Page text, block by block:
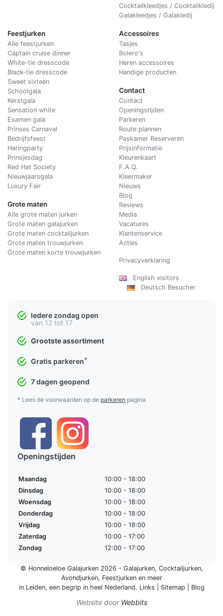
Cocktailkleedjes / Cocktailkledij
Galakleedjes / Galakledij
Feestjurken
Alle feestjurken
Captain cruise dinner
White-tie dresscode
Black-tie dresscode
Sweet sixteen
Schoolgala
Kerstgala
Sensation white
Examen gala
Prinses Carnaval
Bedrijfsfeest
Haringparty
Prinsjesdag
Red Hat Society
Nieuwjaarsgala
Luxury Fair
Grote maten
Alle grote maten jurken
Grote maten galajurken
Grote maten cocktailjurken
Grote maten trouwjurken
Grote maten korte trouwjurken
Accessoires
Tasjes
Bolero's
Heren accessoires
Handige producten
Contact
Contact
Openingstijden
Parkeren
Route plannen
Paskamer Reserveren
Prijsinformatie
Kleurenkaart
F.A.Q.
Kleermaker
Nieuws
Blog
Reviews
Media
Vacatures
Klantenservice
Acties
Privacyverklaring
English visitors
Deutsch Besucher
Iedere zondag open
van 12 tot 17
Grootste assortiment
Gratis parkeren*
7 dagen geopend
* Lees de voorwaarden op de parkeren pagina
Openingstijden
Maandag
10:00 - 18:00
Dinsdag
10:00 - 18:00
Woensdag
10:00 - 18:00
Donderdag
10:00 - 18:00
Vrijdag
10:00 - 18:00
Zaterdag
10:00 - 17:00
Zondag
12:00 - 17:00
© Honneloeloe Galajurken 2026 - Galajurken, Cocktailjurken,
Avondjurken, Feestjurkenen meer
in Leiden, een begrip in heel Nederland. Links Sitemap Blog
Website door Webbits